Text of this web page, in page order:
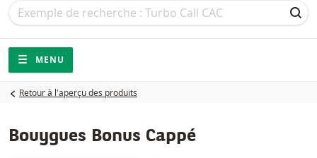
Recherche
Recherche
Navigation
Navigation sur le site
MENU
Retour à l'aperçu des produits
Bouygues Bonus Cappé